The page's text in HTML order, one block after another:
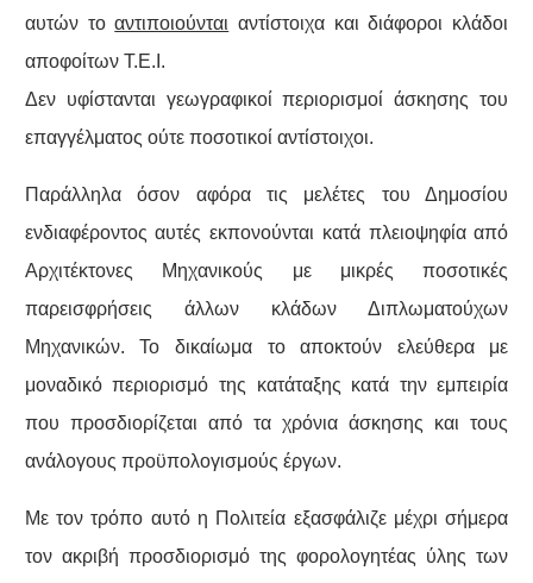
αυτών τοαντιποιούνται αντίστοιχα και διάφοροι κλάδοι
αποφοίτων Τ.Ε.Ι.
Δεν υφίστανται γεωγραφικοί περιορισμοί άσκησης του
επαγγέλματος ούτε ποσοτικοί αντίστοιχοι.
Παράλληλα όσον αφόρα τις μελέτες του Δημοσίου
ενδιαφέροντος αυτές εκπονούνται κατά πλειοψηφία από
Αρχιτέκτονες Μηχανικούς με μικρές ποσοτικές
παρεισφρήσεις άλλων κλάδων Διπλωματούχων
Μηχανικών. Το δικαίωμα το αποκτούν ελεύθερα με
μοναδικό περιορισμό της κατάταξης κατά την εμπειρία
που προσδιορίζεται από τα χρόνια άσκησης και τους
ανάλογους προϋπολογισμούς έργων.
Με τον τρόπο αυτό η Πολιτεία εξασφάλιζε μέχρι σήμερα
τον ακριβή προσδιορισμό της φορολογητέας ύλης των